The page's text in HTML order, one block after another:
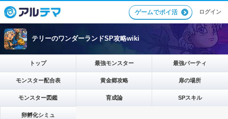
ゲームでポイ活 ログイン
テリーのワンダーランドSP攻略wiki
トップ 最強モンスター 最強パーティ
モンスター配合表 黄金郷攻略 扉の場所
モンスター図鑑 育成論 SPスキル
卵孵化シミュ